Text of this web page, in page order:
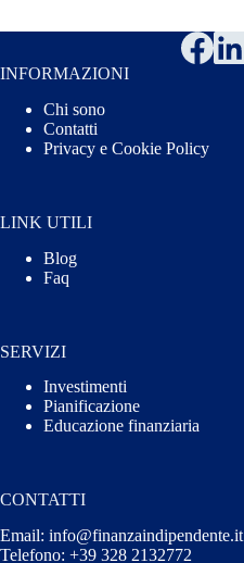
INFORMAZIONI
Chi sono
Contatti
Privacy e Cookie Policy
LINK UTILI
Blog
Faq
SERVIZI
Investimenti
Pianificazione
Educazione finanziaria
CONTATTI
Email: info@finanzaindipendente.it
Telefono: +39 328 2132772